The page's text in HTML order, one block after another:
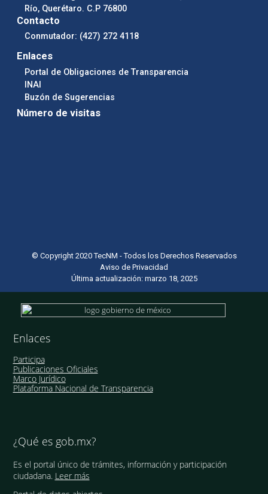
Río, Querétaro. C.P 76800
Contacto
Conmutador: (427) 272 4118
Enlaces
Portal de Obligaciones de Transparencia
INAI
Buzón de Sugerencias
Número de visitas
© Copyright 2020 TecNM - Todos los Derechos Reservados
Aviso de Privacidad
Última actualización: marzo 18, 2025
Enlaces
Participa
Publicaciones Oficiales
Marco Jurídico
Plataforma Nacional de Transparencia
¿Qué es gob.mx?
Es el portal único de trámites, información y participación
ciudadana. Leer más